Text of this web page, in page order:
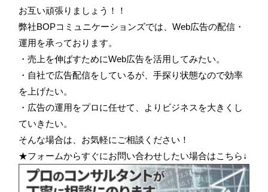
お互い頑張りましょう！！
弊社BOPコミュニケーションズでは、Web広告の配信・
運用を承っております。
・売上を伸ばすためにWeb広告を活用してみたい。
・自社で広告配信をしているが、手探り状態なので効率
を上げたい。
・広告の運用をプロに任せて、よりビジネスを大きくし
ていきたい。
そんな場合は、お気軽にご相談ください！
★フォームからすぐにお問い合わせしたい場合はこちら↓